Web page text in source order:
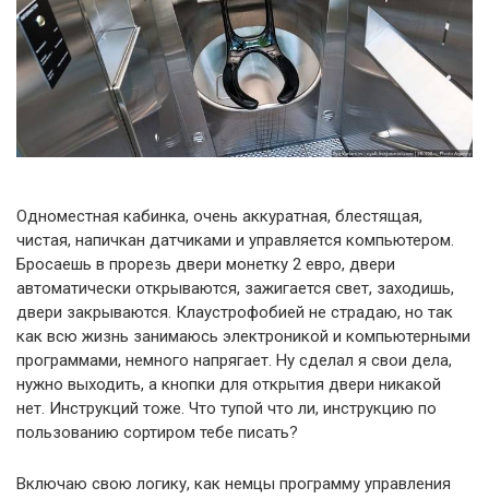
Одноместная кабинка, очень аккуратная, блестящая,
чистая, напичкан датчиками и управляется компьютером.
Бросаешь в прорезь двери монетку 2 евро, двери
автоматически открываются, зажигается свет, заходишь,
двери закрываются. Клаустрофобией не страдаю, но так
как всю жизнь занимаюсь электроникой и компьютерными
программами, немного напрягает. Ну сделал я свои дела,
нужно выходить, а кнопки для открытия двери никакой
нет. Инструкций тоже. Что тупой что ли, инструкцию по
пользованию сортиром тебе писать?
Включаю свою логику, как немцы программу управления